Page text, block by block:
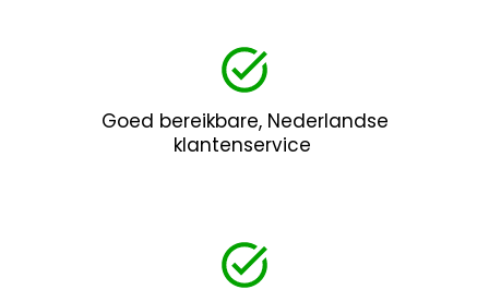
Goed bereikbare, Nederlandse
klantenservice